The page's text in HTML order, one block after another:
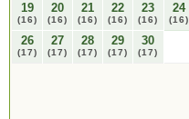
質問 サイトマップ
お問い合せ
個人情報保護方針 動作環境
19
(16)
20
(16)
21
(16)
22
(16)
23
(16)
24
(16)
26
(17)
27
(17)
28
(17)
29
(17)
30
(17)